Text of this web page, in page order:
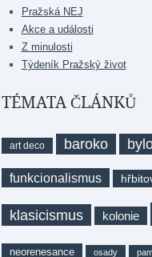
Pražská NEJ
Akce a události
Z minulosti
Týdeník Pražský život
TÉMATA ČLÁNKŮ
art deco baroko
funkcionalismus
klasicismus kolonie
neorenesance osady